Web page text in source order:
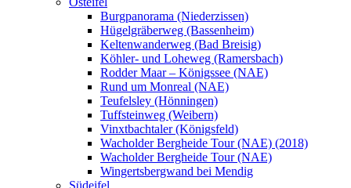
Burgpanorama (Niederzissen)
Hügelgräberweg (Bassenheim)
Keltenwanderweg (Bad Breisig)
Köhler- und Loheweg (Ramersbach)
Rodder Maar – Königssee (NAE)
Rund um Monreal (NAE)
Teufelsley (Hönningen)
Tuffsteinweg (Weibern)
Vinxtbachtaler (Königsfeld)
Wacholder Bergheide Tour (NAE) (2018)
Wacholder Bergheide Tour (NAE)
Wingertsbergwand bei Mendig
Südeifel